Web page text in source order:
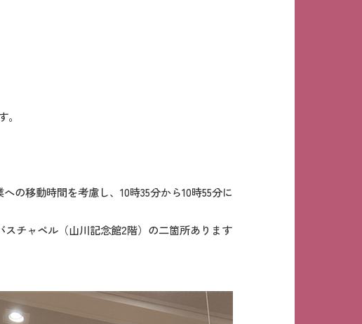
の移動時間を考慮し、10時35分から10時55分に
チャペル（山川記念館2階）の二箇所あります